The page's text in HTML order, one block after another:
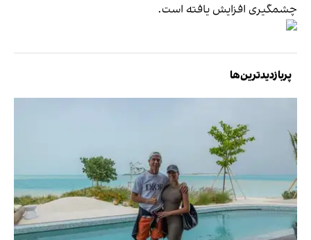
چشمگیری افزایش یافته است.
پربازدیدترین‌ها